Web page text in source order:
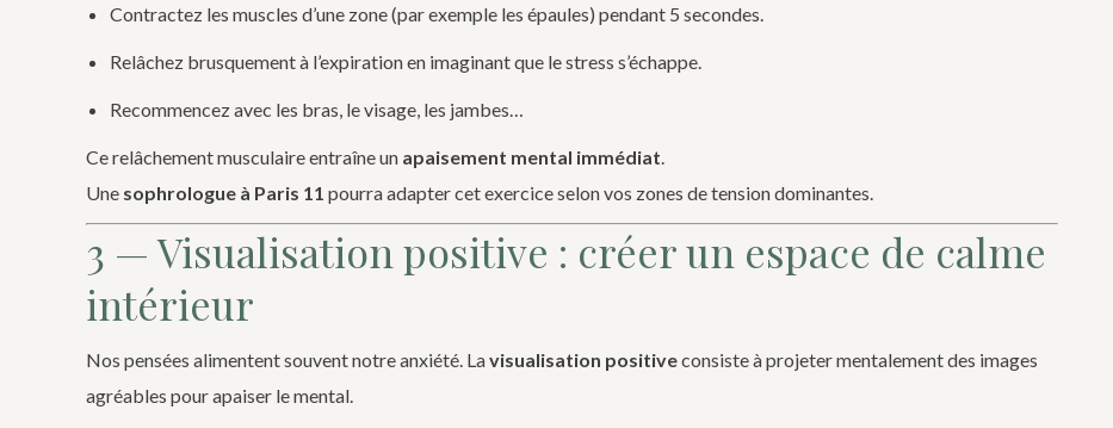
Contractez les muscles d’une zone (par exemple les épaules) pendant 5 secondes.
Relâchez brusquement à l’expiration en imaginant que le stress s’échappe.
Recommencez avec les bras, le visage, les jambes…
Ce relâchement musculaire entraîne un apaisement mental immédiat.
Une sophrologue à Paris 11 pourra adapter cet exercice selon vos zones de tension dominantes.
3 — Visualisation positive : créer un espace de calme
intérieur
Nos pensées alimentent souvent notre anxiété. Lavisualisation positiveconsiste à projeter mentalement des images
agréables pour apaiser le mental.